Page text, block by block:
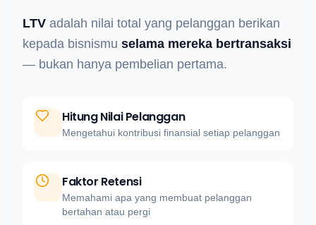
LTV adalah nilai total yang pelanggan berikan
kepada bisnismu selama mereka bertransaksi
— bukan hanya pembelian pertama.
Hitung Nilai Pelanggan
Mengetahui kontribusi finansial setiap pelanggan
Faktor Retensi
Memahami apa yang membuat pelanggan
bertahan atau pergi